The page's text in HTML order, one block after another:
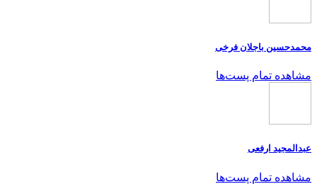
محمدحسین باجلان فرخی
مشاهده تمام پست‌ها
عبدالمجید ارفعی
مشاهده تمام پست‌ها